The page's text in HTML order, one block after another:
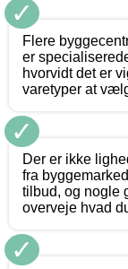
✓
Flere
er
hvorvidt det er
varetyper at
✓
Der er ikke
fra
tilbud, og nogle
overveje hvad
✓